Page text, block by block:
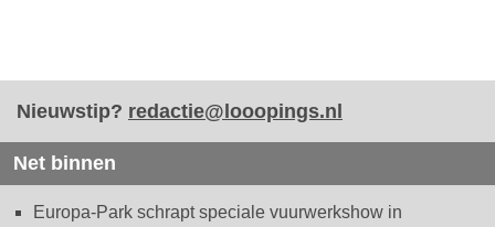
Nieuwstip? redactie@looopings.nl
Net binnen
Europa-Park schrapt speciale vuurwerkshow in